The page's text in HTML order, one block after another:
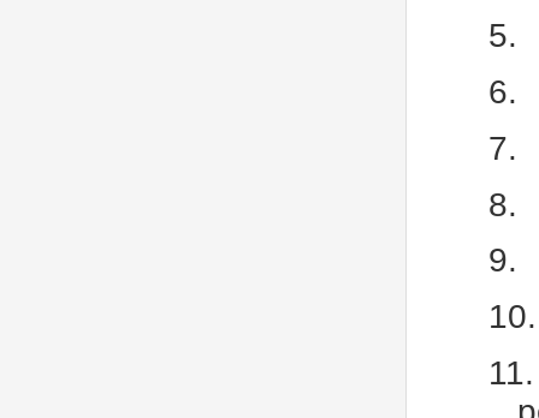
5.
6.
7.
8.
9.
10.
11.